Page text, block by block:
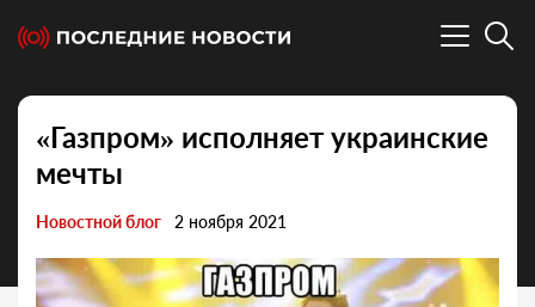
«Газпром» исполняет украинские
мечты
Новостной блог 2 ноября 2021